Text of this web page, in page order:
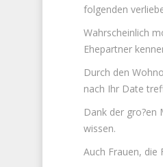
folgenden
Wahrscheinlich
Ehepartner
Durch den
nach Ihr Date
Dank der gro?en
wissen.
Auch Frauen, die